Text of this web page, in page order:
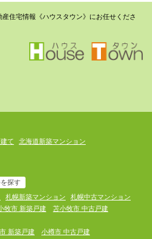
住宅情報《ハウスタウン》にお任せくださ
て
北海道新築マンション
探す
札幌新築マンション
札幌中古マンション
牧市 新築戸建
苫小牧市 中古戸建
新築戸建 小樽市 中古戸建